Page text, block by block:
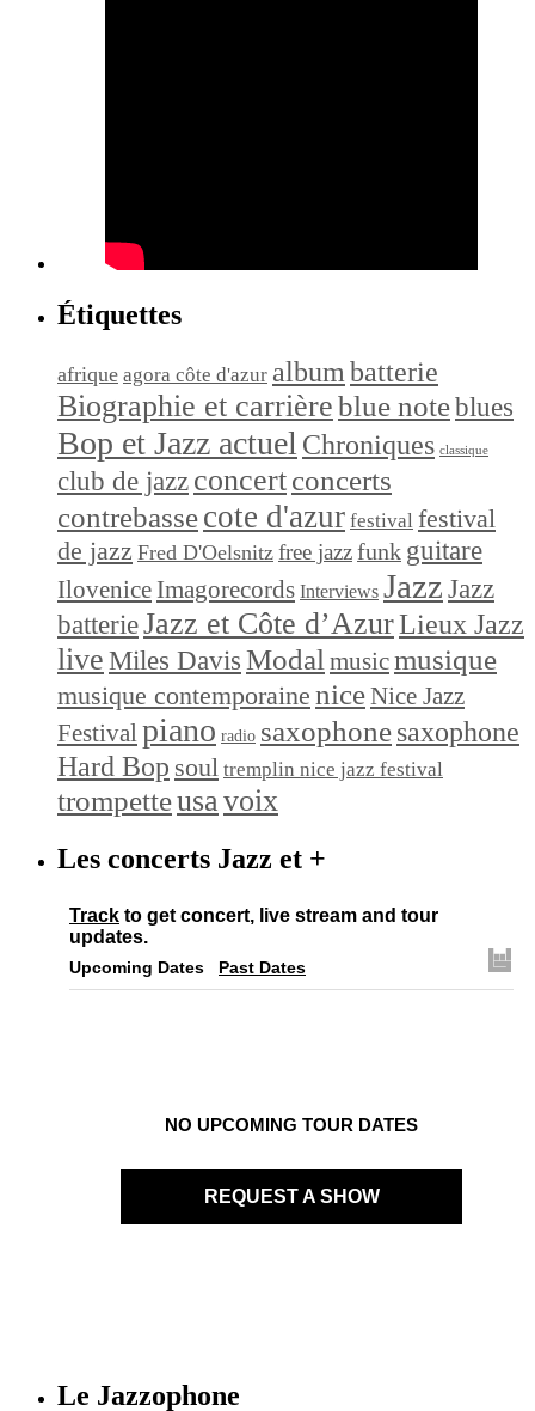
Étiquettes
afrique agora côte d'azur album batterie
Biographie et carrièreblue noteblues
Bop et Jazz actuel Chroniques classique
club de jazz concertconcerts
contrebassecote d'azur festival festival
de jazz Fred D'Oelsnitz free jazzfunk guitare
Ilovenice Imagorecords Interviews Jazz Jazz
batterieJazz et Côte d’AzurLieux Jazz
live Miles Davis Modal musicmusique
musique contemporaine niceNice Jazz
Festivalpiano radio saxophonesaxophone
Hard Bop soul tremplin nice jazz festival
trompetteusavoix
Les concerts Jazz et +
Track to get concert, live stream and tour
updates.
Upcoming Dates Past Dates
NO UPCOMING TOUR DATES
REQUEST A SHOW
Le Jazzophone